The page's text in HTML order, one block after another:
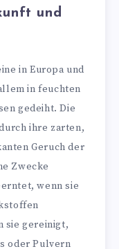
und
in Europa und
in feuchten
gedeiht. Die
ihre zarten,
Geruch der
Zwecke
wenn sie
sie gereinigt,
oder Pulvern